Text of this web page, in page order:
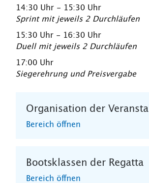
14:30 Uhr - 15:30 Uhr
Sprint mit jeweils 2 Durchläufen
15:30 Uhr - 16:30 Uhr
Duell mit jeweils 2 Durchläufen
17:00 Uhr
Siegerehrung und Preisvergabe
Organisation der
Bereich öffnen
Bootsklassen der Regatta
Bereich öffnen